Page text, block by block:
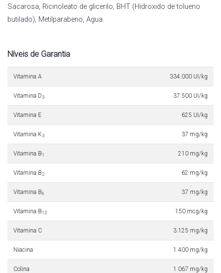
Sacarosa, Ricinoleato de glicerilo, BHT (Hidroxido de tolueno
butilado), Metilparabeno, Agua.
Níveis de Garantia
Vitamina A 334.000 UI/kg
Vitamina D 3 37.500 UI/kg
Vitamina E 625 UI/kg
Vitamina K3 37 mg/kg
Vitamina B1 210 mg/kg
Vitamina B2 62 mg/kg
Vitamina B6 37 mg/kg
Vitamina B12 150 mcg/kg
Vitamina C 3.125 mg/kg
Niacina 1.400 mg/kg
Colina 1.067 mg/kg